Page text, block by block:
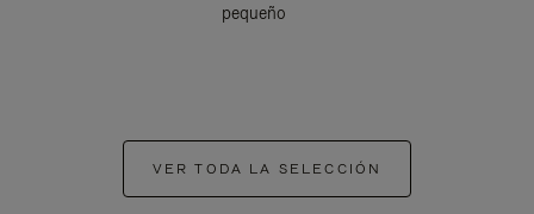
pequeño
VER TODA LA SELECCIÓN